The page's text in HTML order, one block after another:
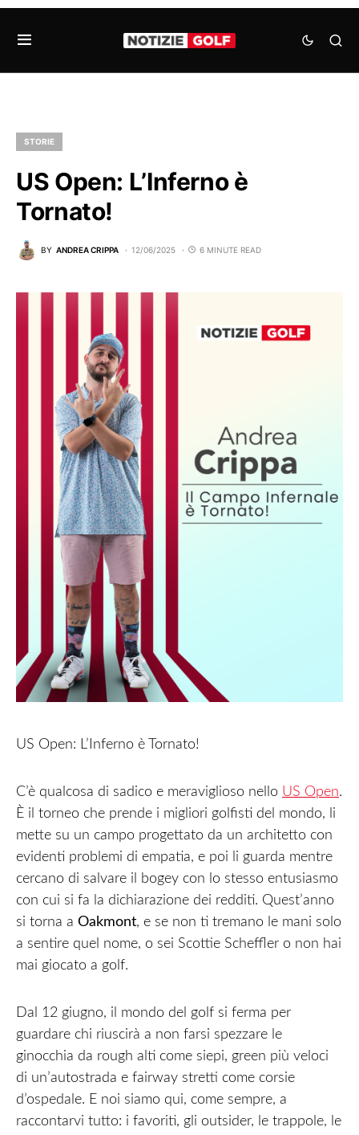
STORIE
US Open: L’Inferno è
Tornato!
BY ANDREA CRIPPA 12/06/2025 6 MINUTE READ
US Open: L’Inferno è Tornato!
C’è qualcosa di sadico e meraviglioso nello US Open.
È il torneo che prende i migliori golfisti del mondo, li
mette su un campo progettato da un architetto con
evidenti problemi di empatia, e poi li guarda mentre
cercano di salvare il bogey con lo stesso entusiasmo
con cui si fa la dichiarazione dei redditi. Quest’anno
si torna a Oakmont, e se non ti tremano le mani solo
a sentire quel nome, o sei Scottie Scheffler o non hai
mai giocato a golf.
Dal 12 giugno, il mondo del golf si ferma per
guardare chi riuscirà a non farsi spezzare le
ginocchia da rough alti come siepi, green più veloci
di un’autostrada e fairway stretti come corsie
d’ospedale. E noi siamo qui, come sempre, a
raccontarvi tutto: i favoriti, gli outsider, le trappole, le